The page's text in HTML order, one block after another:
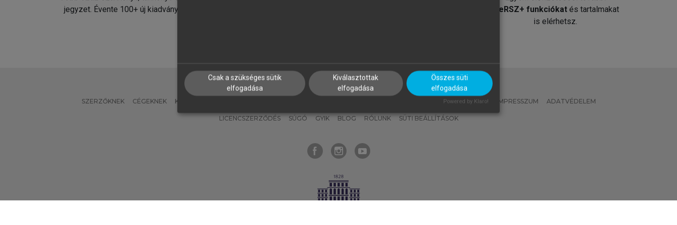
jegyzet. Évente 100+ új kiadvány.
MeRSZ+ funkciókat és tartalmakat
is elérhetsz.
SZERZŐKNEK CÉGEKNEK KÖNYVTÁROSOKNAK MI – ÁLTALÁNOS IRÁNYELVEK IMPRESSZUM ADATVÉDELEM
LICENCSZERZŐDÉS SÚGÓ GYIK BLOG RÓLUNK SÜTI BEÁLLÍTÁSOK
Csak a szükséges sütik
elfogadása
Kiválasztottak
elfogadása
Összes süti
elfogadása
Powered by Klaro!